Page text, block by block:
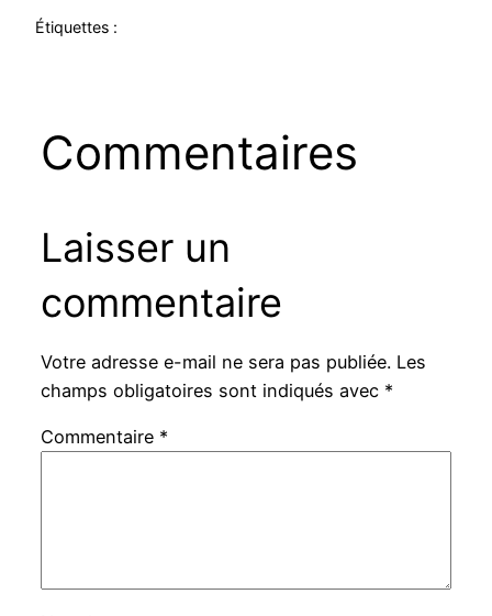
Étiquettes :
Commentaires
Laisser un
commentaire
Votre adresse e-mail ne sera pas publiée. Les
champs obligatoires sont indiqués avec *
Commentaire *